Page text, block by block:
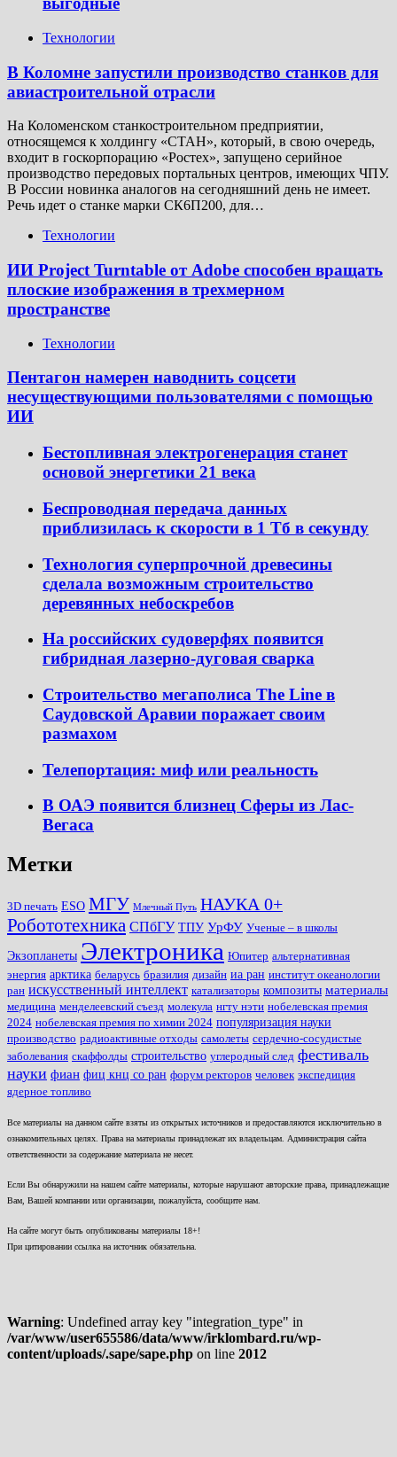
Технологии
В Коломне запустили производство станков для
авиастроительной отрасли
На Коломенском станкостроительном предприятии,
относящемся к холдингу «СТАН», который, в свою очередь,
входит в госкорпорацию «Ростех», запущено серийное
производство передовых портальных центров, имеющих ЧПУ.
В России новинка аналогов на сегодняшний день не имеет.
Речь идет о станке марки СК6П200, для…
Технологии
ИИ Project Turntable от Adobe способен вращать
плоские изображения в трехмерном
пространстве
Технологии
Пентагон намерен наводнить соцсети
несуществующими пользователями с помощью
ИИ
Бестопливная электрогенерация станет
основой энергетики 21 века
Беспроводная передача данных
приблизилась к скорости в 1 Тб в секунду
Технология суперпрочной древесины
сделала возможным строительство
деревянных небоскребов
На российских судоверфях появится
гибридная лазерно-дуговая сварка
Строительство мегаполиса The Line в
Саудовской Аравии поражает своим
размахом
Телепортация: миф или реальность
В ОАЭ появится близнец Сферы из Лас-
Вегаса
Метки
3D печать ESO МГУ Млечный Путь НАУКА 0+
Робототехника СПбГУ ТПУ УрФУ Ученые – в школы
Экзопланеты Электроника Юпитер альтернативная
энергия арктика беларусь бразилия дизайн иа ран институт океанологии
ран искусственный интеллект катализаторы композиты материалы
медицина менделеевский съезд молекула нгту нэти нобелевская премия
2024 нобелевская премия по химии 2024 популяризация науки
производство радиоактивные отходы самолеты сердечно-сосудистые
заболевания скаффолды строительство углеродный след фестиваль
науки фиан фиц кнц со ран форум ректоров человек экспедиция
ядерное топливо
Все материалы на данном сайте взяты из открытых источников и предоставляются исключительно в
ознакомительных целях. Права на материалы принадлежат их владельцам. Администрация сайта
ответственности за содержание материала не несет.
Если Вы обнаружили на нашем сайте материалы, которые нарушают авторские права, принадлежащие
Вам, Вашей компании или организации, пожалуйста, сообщите нам.
На сайте могут быть опубликованы материалы 18+!
При цитировании ссылка на источник обязательна.
Warning: Undefined array key "integration_type" in
/var/www/user655586/data/www/irklombard.ru/wp-
content/uploads/.sape/sape.php on line 2012